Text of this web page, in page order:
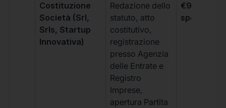
Costituzione
Società (Srl,
Srls, Startup
Innovativa)
Redazione dello
statuto, atto
costitutivo,
registrazione
presso Agenzia
delle Entrate e
Registro
Imprese,
apertura Partita
€99 + IVA
spese